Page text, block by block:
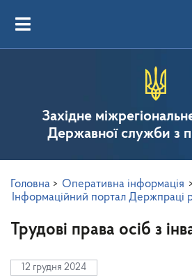
Західне
Державної служби з
Головна > Оперативна інформація >
Інформаційний портал Держпраці
Трудові права осіб з
12 грудня 2024